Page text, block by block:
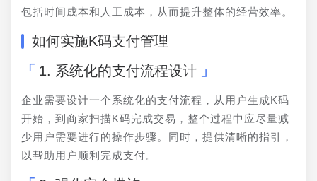
包括时间成本和人工成本，从而提升整体的经营效率。
如何实施K码支付管理
1. 系统化的支付流程设计
企业需要设计一个系统化的支付流程，从用户生成K码
开始，到商家扫描K码完成交易，整个过程中应尽量减
少用户需要进行的操作步骤。同时，提供清晰的指引，
以帮助用户顺利完成支付。